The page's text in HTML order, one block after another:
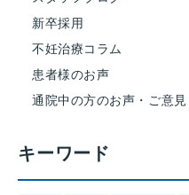
新卒採用
不妊治療コラム
患者様のお声
通院中の方のお声・ご意見
キーワード